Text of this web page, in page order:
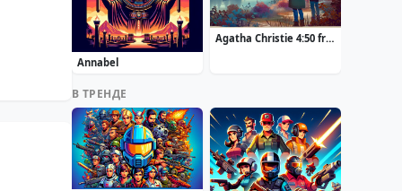
Annabel
Agatha Christie 4:50 from Paddington
В ТРЕНДЕ